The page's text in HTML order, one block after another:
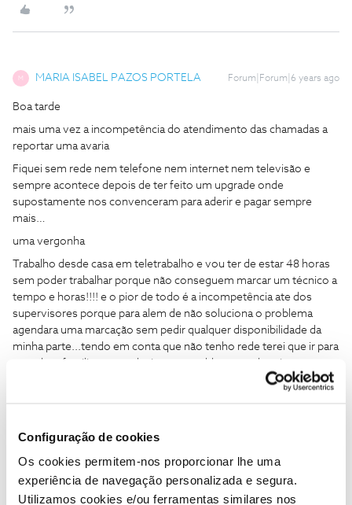
Configuração de cookies
Os cookies permitem-nos proporcionar lhe uma
experiência de navegação personalizada e segura.
Utilizamos cookies e/ou ferramentas similares nos
M MARIA ISABEL PAZOS PORTELA Forum|Forum|6 years ago
Boa tarde
mais uma vez a incompetência do atendimento das chamadas a
reportar uma avaria
Fiquei sem rede nem telefone nem internet nem televisão e
sempre acontece depois de ter feito um upgrade onde
supostamente nos convenceram para aderir e pagar sempre
mais…
uma vergonha
Trabalho desde casa em teletrabalho e vou ter de estar 48 horas
sem poder trabalhar porque não conseguem marcar um técnico a
tempo e horas!!!! e o pior de todo é a incompetência ate dos
supervisores porque para alem de não soluciona o problema
agendara uma marcação sem pedir qualquer disponibilidade da
minha parte...tendo em conta que não tenho rede terei que ir para
não ficar com musica de “vamos ver”
garanto que desta vez não vai ficar assim
O ano passado foram mais de 3-4 vezes que o técnico teve de vir